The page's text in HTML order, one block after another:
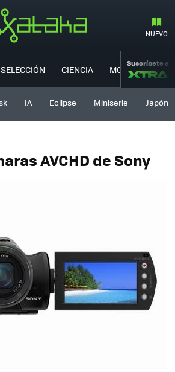
NUEVO
CIENCIA MOVILIDAD
Suscríbete a
IA Eclipse Miniserie Japón
AVCHD de Sony